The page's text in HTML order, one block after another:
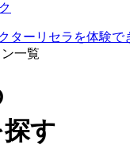
ターリセラを体験
一覧
す